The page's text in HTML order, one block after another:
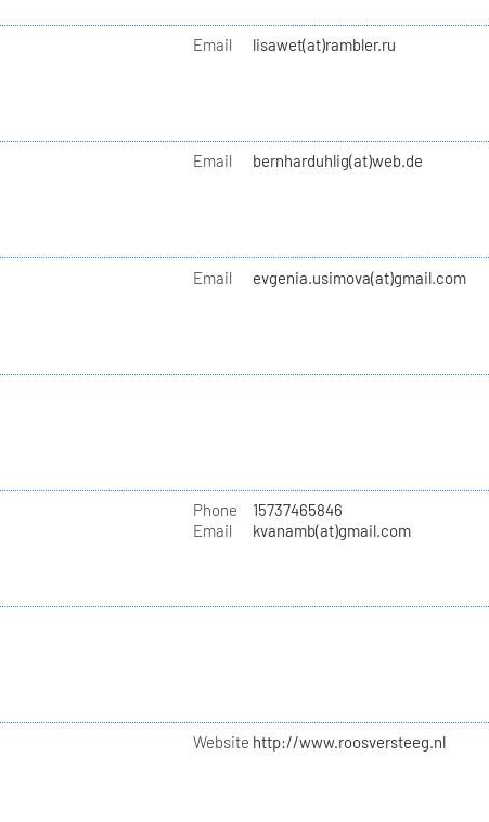
Email lisawet(at)rambler.ru
Email bernharduhlig(at)web.de
Email evgenia.usimova(at)gmail.com
Phone
15737465846
Email
kvanamb(at)gmail.com
Website http://www.roosversteeg.nl